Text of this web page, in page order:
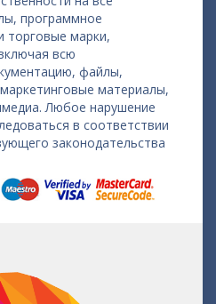
программное
торговые марки,
всю
файлы,
материалы,
Любое нарушение
в соответствии
законодательства